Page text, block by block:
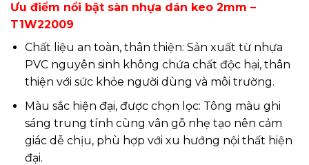
Ưu điểm nổi bật sàn nhựa dán keo 2mm –
T1W22009
Chất liệu an toàn, thân thiện: Sản xuất từ nhựa
PVC nguyên sinh không chứa chất độc hại, thân
thiện với sức khỏe người dùng và môi trường.
Màu sắc hiện đại, được chọn lọc: Tông màu ghi
sáng trung tính cùng vân gỗ nhẹ tạo nên cảm
giác dễ chịu, phù hợp với xu hướng nội thất hiện
đại.